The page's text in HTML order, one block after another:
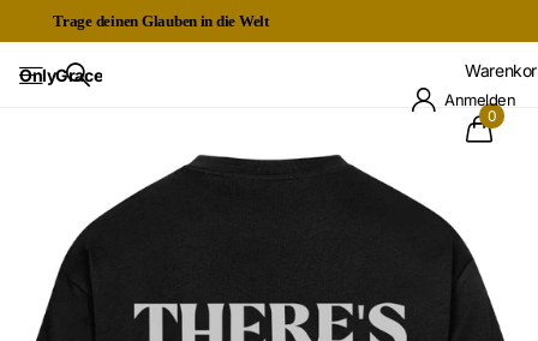
Trage deinen Glauben in die Welt
OnlyGrace
Anmelden
0